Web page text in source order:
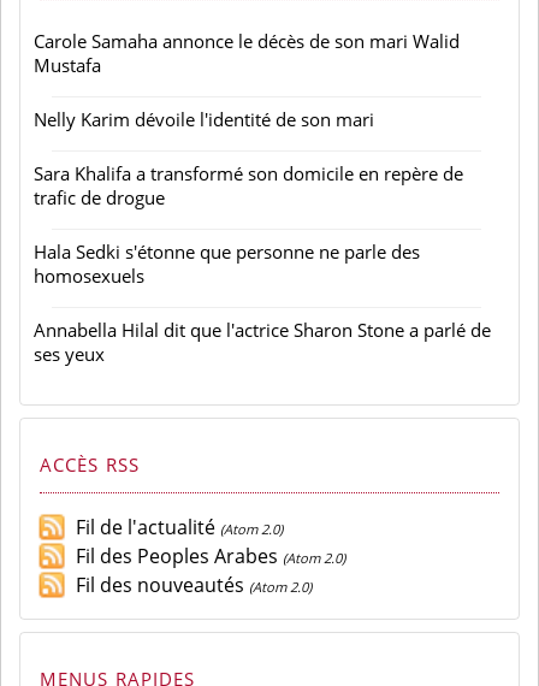
Carole Samaha annonce le décès de son mari Walid
Mustafa
Nelly Karim dévoile l'identité de son mari
Sara Khalifa a transformé son domicile en repère de
trafic de drogue
Hala Sedki s'étonne que personne ne parle des
homosexuels
Annabella Hilal dit que l'actrice Sharon Stone a parlé de
ses yeux
ACCÈS RSS
Fil de l'actualité (Atom 2.0)
Fil des Peoples Arabes (Atom 2.0)
Fil des nouveautés (Atom 2.0)
MENUS RAPIDES